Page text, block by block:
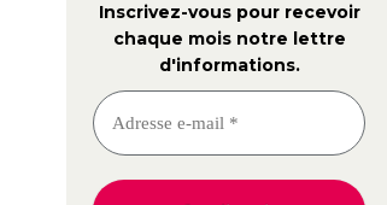
Inscrivez-vous pour recevoir
chaque mois notre lettre
d'informations.